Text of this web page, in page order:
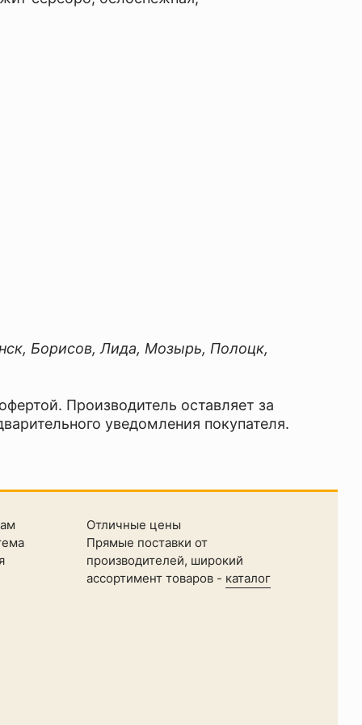
Борисов, Лида, Мозырь, Полоцк,
Производитель оставляет за
уведомления покупателя.
Отличные цены
Прямые поставки от
производителей, широкий
ассортимент товаров - каталог